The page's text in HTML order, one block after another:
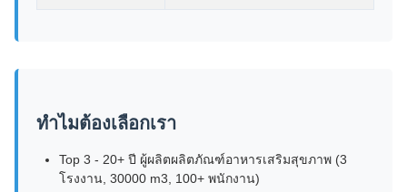
ทําไมต้องเลือกเรา
Top 3 - 20+ ปี ผู้ผลิตผลิตภัณฑ์อาหารเสริมสุขภาพ (3
โรงงาน, 30000 m3, 100+ พนักงาน)